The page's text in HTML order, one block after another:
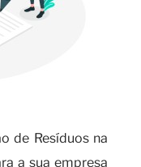
de Resíduos na
a sua empresa